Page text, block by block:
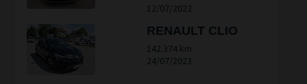
12/07/2022
RENAULT CLIO
142.374 km
24/07/2023